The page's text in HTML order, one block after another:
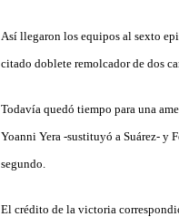
Así llegaron los equipos al sexto
citado doblete remolcador de dos
Todavía quedó tiempo para una
Yoanni Yera -sustituyó a Suárez- y
segundo.
El crédito de la victoria